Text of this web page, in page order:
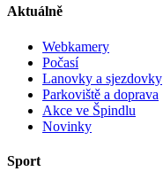
Aktuálně
Webkamery
Počasí
Lanovky a sjezdovky
Parkoviště a doprava
Akce ve Špindlu
Novinky
Sport